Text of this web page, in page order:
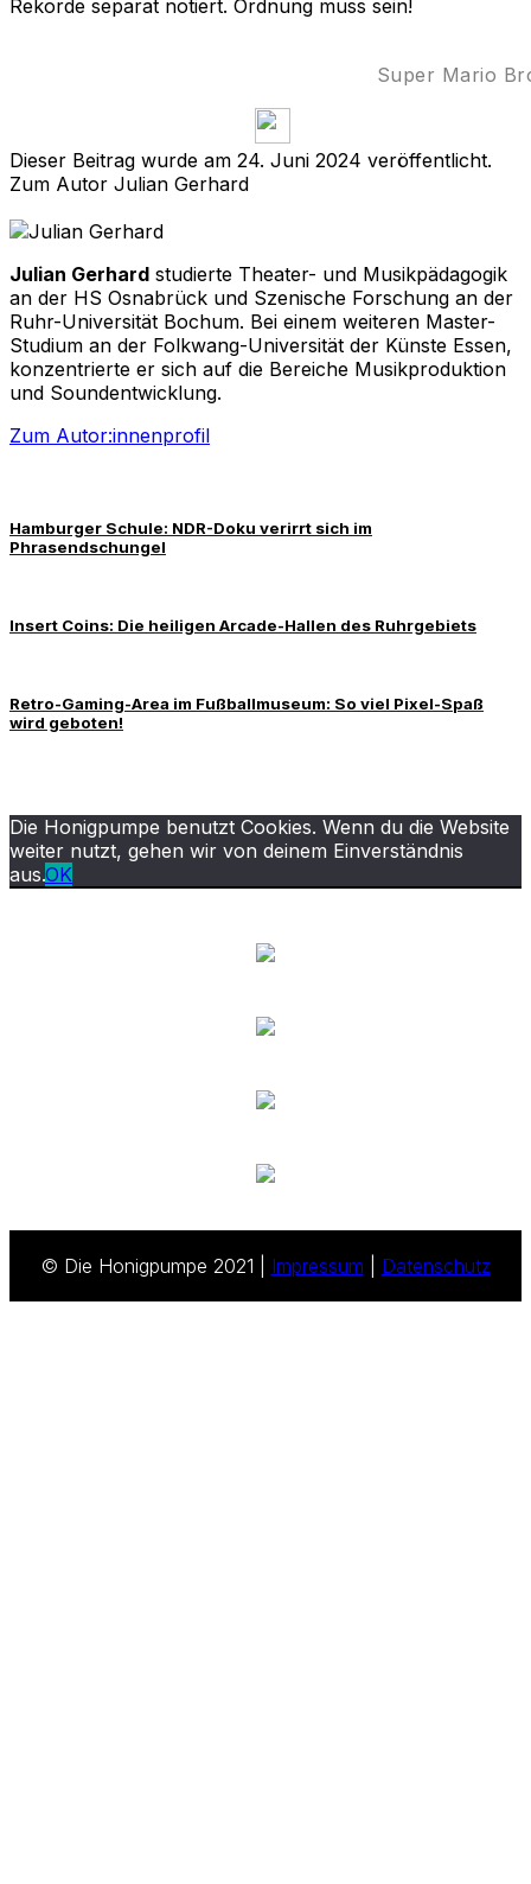
Rekorde separat notiert. Ordnung muss sein!
Super Mario
Dieser Beitrag wurde am 24. Juni 2024 veröffentlicht.
Zum Autor Julian Gerhard
Julian Gerhard studierte Theater- und Musikpädagogik
an der HS Osnabrück und Szenische Forschung an der
Ruhr-Universität Bochum. Bei einem weiteren Master-
Studium an der Folkwang-Universität der Künste Essen,
konzentrierte er sich auf die Bereiche Musikproduktion
und Soundentwicklung.
Zum Autor:innenprofil
Hamburger Schule: NDR-Doku verirrt sich im
Phrasendschungel
Insert Coins: Die heiligen Arcade-Hallen des Ruhrgebiets
Retro-Gaming-Area im Fußballmuseum: So viel Pixel-Spaß
wird geboten!
Die Honigpumpe benutzt Cookies. Wenn du die Website
weiter nutzt, gehen wir von deinem Einverständnis
aus.OK
© Die Honigpumpe 2021 | Impressum Datenschutz